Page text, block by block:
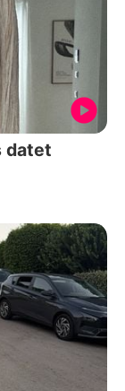
datet